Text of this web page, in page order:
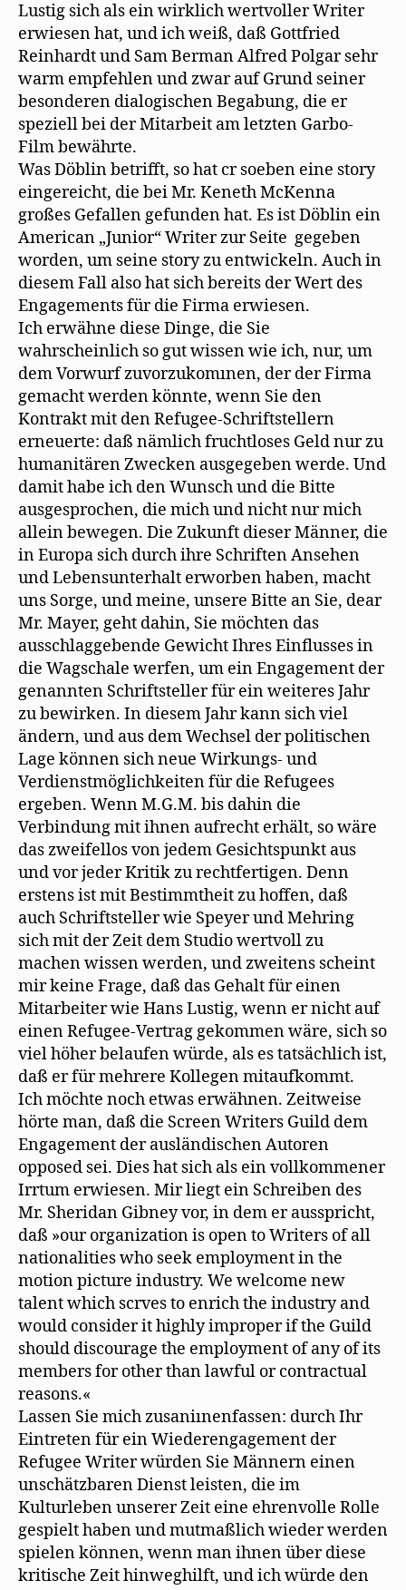
Lustig sich als ein wirklich wertvoller Writer
erwiesen hat, und ich weiß, daß Gottfried
Reinhardt und Sam Berman Alfred Polgar sehr
warm empfehlen und zwar auf Grund seiner
besonderen dialogischen Begabung, die er
speziell bei der Mitarbeit am letzten Garbo-
Film bewährte.
Was Döblin betrifft, so hat cr soeben eine story
eingereicht, die bei Mr. Keneth McKenna
großes Gefallen gefunden hat. Es ist Döblin ein
American „Junior“ Writer zur Seite gegeben
worden, um seine story zu entwickeln. Auch in
diesem Fall also hat sich bereits der Wert des
Engagements für die Firma erwiesen.
Ich erwähne diese Dinge, die Sie
wahrscheinlich so gut wissen wie ich, nur, um
dem Vorwurf zuvorzukomınen, der der Firma
gemacht werden könnte, wenn Sie den
Kontrakt mit den Refugee-Schriftstellern
erneuerte: daß nämlich fruchtloses Geld nur zu
humanitären Zwecken ausgegeben werde. Und
damit habe ich den Wunsch und die Bitte
ausgesprochen, die mich und nicht nur mich
allein bewegen. Die Zukunft dieser Männer, die
in Europa sich durch ihre Schriften Ansehen
und Lebensunterhalt erworben haben, macht
uns Sorge, und meine, unsere Bitte an Sie, dear
Mr. Mayer, geht dahin, Sie möchten das
ausschlaggebende Gewicht Ihres Einflusses in
die Wagschale werfen, um ein Engagement der
genannten Schriftsteller für ein weiteres Jahr
zu bewirken. In diesem Jahr kann sich viel
ändern, und aus dem Wechsel der politischen
Lage können sich neue Wirkungs- und
Verdienstmöglichkeiten für die Refugees
ergeben. Wenn M.G.M. bis dahin die
Verbindung mit ihnen aufrecht erhält, so wäre
das zweifellos von jedem Gesichtspunkt aus
und vor jeder Kritik zu rechtfertigen. Denn
erstens ist mit Bestimmtheit zu hoffen, daß
auch Schriftsteller wie Speyer und Mehring
sich mit der Zeit dem Studio wertvoll zu
machen wissen werden, und zweitens scheint
mir keine Frage, daß das Gehalt für einen
Mitarbeiter wie Hans Lustig, wenn er nicht auf
einen Refugee-Vertrag gekommen wäre, sich so
viel höher belaufen würde, als es tatsächlich ist,
daß er für mehrere Kollegen mitaufkommt.
Ich möchte noch etwas erwähnen. Zeitweise
hörte man, daß die Screen Writers Guild dem
Engagement der ausländischen Autoren
opposed sei. Dies hat sich als ein vollkommener
Irrtum erwiesen. Mir liegt ein Schreiben des
Mr. Sheridan Gibney vor, in dem er ausspricht,
daß »our organization is open to Writers of all
nationalities who seek employment in the
motion picture industry. We welcome new
talent which scrves to enrich the industry and
would consider it highly improper if the Guild
should discourage the employment of any of its
members for other than lawful or contractual
reasons.«
Lassen Sie mich zusaniınenfassen: durch Ihr
Eintreten für ein Wiederengagement der
Refugee Writer würden Sie Männern einen
unschätzbaren Dienst leisten, die im
Kulturleben unserer Zeit eine ehrenvolle Rolle
gespielt haben und mutmaßlich wieder werden
spielen können, wenn man ihnen über diese
kritische Zeit hinweghilft, und ich würde den